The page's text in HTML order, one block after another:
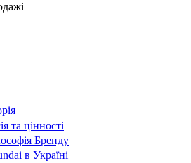
та цінності
Бренду
в Україні